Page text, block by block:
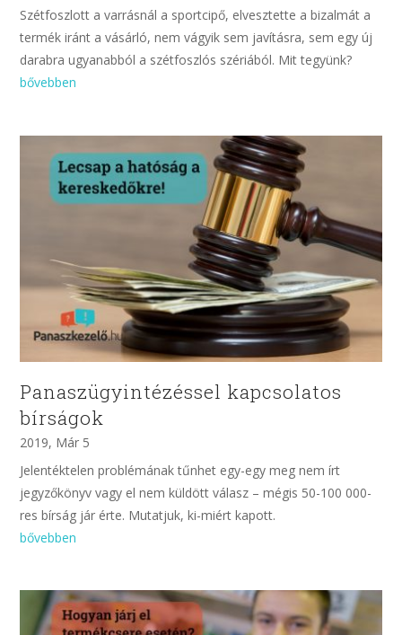
Szétfoszlott a varrásnál a sportcipő, elvesztette a bizalmát a
termék iránt a vásárló, nem vágyik sem javításra, sem egy új
darabra ugyanabból a szétfoszlós szériából. Mit tegyünk?
bővebben
Panaszügyintézéssel kapcsolatos
bírságok
2019, Már 5
Jelentéktelen problémának tűnhet egy-egy meg nem írt
jegyzőkönyv vagy el nem küldött válasz – mégis 50-100 000-
res bírság jár érte. Mutatjuk, ki-miért kapott.
bővebben